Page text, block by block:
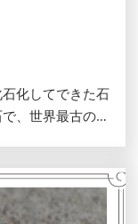
化してできた石
、世界最古の琥